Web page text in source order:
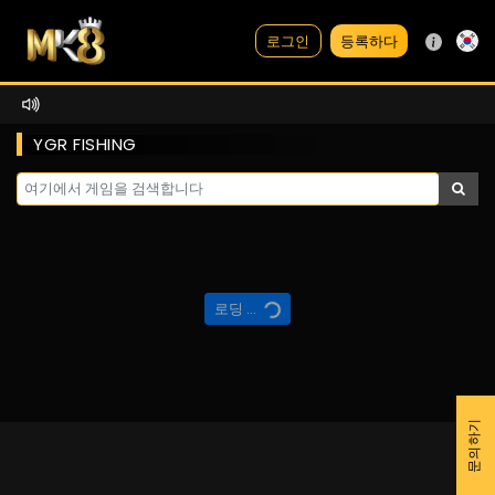
로그인 등록하다
YGR FISHING
로딩 ...
문의하기